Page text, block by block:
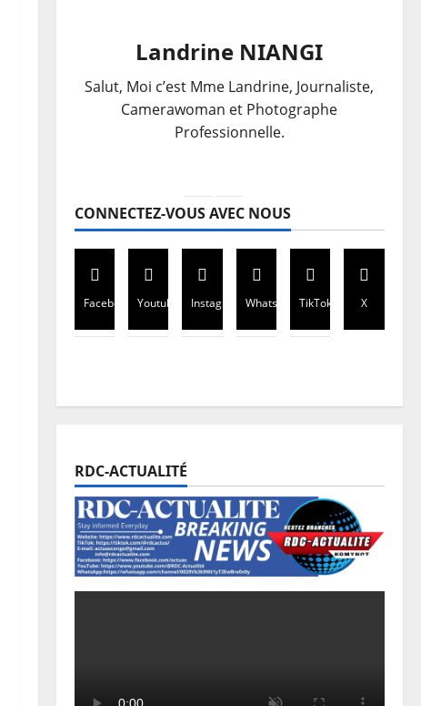
Landrine NIANGI
Salut, Moi c’est Mme Landrine, Journaliste,
Camerawoman et Photographe
Professionnelle.
CONNECTEZ-VOUS AVEC NOUS
Facebook Youtube Instagram WhatsApp TikTok X
RDC-ACTUALITÉ